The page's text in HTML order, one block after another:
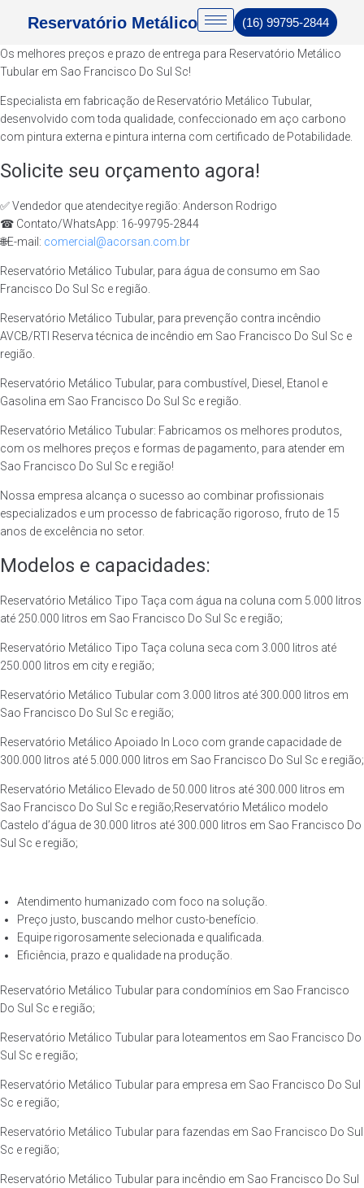
Reservatório Metálico (16) 99795-2844
Os melhores preços e prazo de entrega para Reservatório Metálico
Tubular em Sao Francisco Do Sul Sc!
Especialista em fabricação de Reservatório Metálico Tubular,
desenvolvido com toda qualidade, confeccionado em aço carbono
com pintura externa e pintura interna com certificado de Potabilidade.
Solicite seu orçamento agora!
✅ Vendedor que atendecitye região: Anderson Rodrigo
☎ Contato/WhatsApp: 16-99795-2844
🌐E-mail: comercial@acorsan.com.br
Reservatório Metálico Tubular, para água de consumo em Sao
Francisco Do Sul Sc e região.
Reservatório Metálico Tubular, para prevenção contra incêndio
AVCB/RTI Reserva técnica de incêndio em Sao Francisco Do Sul Sc e
região.
Reservatório Metálico Tubular, para combustível, Diesel, Etanol e
Gasolina em Sao Francisco Do Sul Sc e região.
Reservatório Metálico Tubular: Fabricamos os melhores produtos,
com os melhores preços e formas de pagamento, para atender em
Sao Francisco Do Sul Sc e região!
Nossa empresa alcança o sucesso ao combinar profissionais
especializados e um processo de fabricação rigoroso, fruto de 15
anos de excelência no setor.
Modelos e capacidades:
Reservatório Metálico Tipo Taça com água na coluna com 5.000 litros
até 250.000 litros em Sao Francisco Do Sul Sc e região;
Reservatório Metálico Tipo Taça coluna seca com 3.000 litros até
250.000 litros em city e região;
Reservatório Metálico Tubular com 3.000 litros até 300.000 litros em
Sao Francisco Do Sul Sc e região;
Reservatório Metálico Apoiado In Loco com grande capacidade de
300.000 litros até 5.000.000 litros em Sao Francisco Do Sul Sc e região;
Reservatório Metálico Elevado de 50.000 litros até 300.000 litros em
Sao Francisco Do Sul Sc e região;Reservatório Metálico modelo
Castelo d’água de 30.000 litros até 300.000 litros em Sao Francisco Do
Sul Sc e região;
Atendimento humanizado com foco na solução.
Preço justo, buscando melhor custo-benefício.
Equipe rigorosamente selecionada e qualificada.
Eficiência, prazo e qualidade na produção.
Reservatório Metálico Tubular para condomínios em Sao Francisco
Do Sul Sc e região;
Reservatório Metálico Tubular para loteamentos em Sao Francisco Do
Sul Sc e região;
Reservatório Metálico Tubular para empresa em Sao Francisco Do Sul
Sc e região;
Reservatório Metálico Tubular para fazendas em Sao Francisco Do Sul
Sc e região;
Reservatório Metálico Tubular para incêndio em Sao Francisco Do Sul